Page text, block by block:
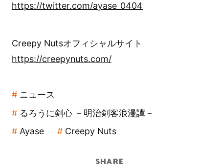
https://twitter.com/ayase_0404
Creepy Nutsオフィシャルサイト
https://creepynuts.com/
ニュース
るろうに剣心 －明治剣客浪漫譚－
Ayase
Creepy Nuts
SHARE